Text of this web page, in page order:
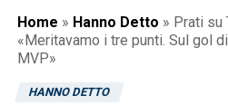
Home » Hanno Detto » Prati su
«Meritavamo i tre punti. Sul gol
MVP»
HANNO DETTO